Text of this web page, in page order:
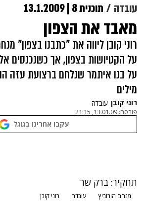
עובדה תוכנית 8 | 13.1.2009
מאבד את הצפון
רוני קובן ליווה את "כתבנו בצפון"
על הקטיושות בצפון, אך כשנכנסים
על בנו איתמר שנלחם ברצועת עזה
מילים
רוני קובן עובדה
פורסם: 13.01.09, 21:15
עקבו אחרינו בגוגל
נתקלנו בבעיה
תחקיר: ברק שר
מנחם הורוביץ עובדה רוני קובן